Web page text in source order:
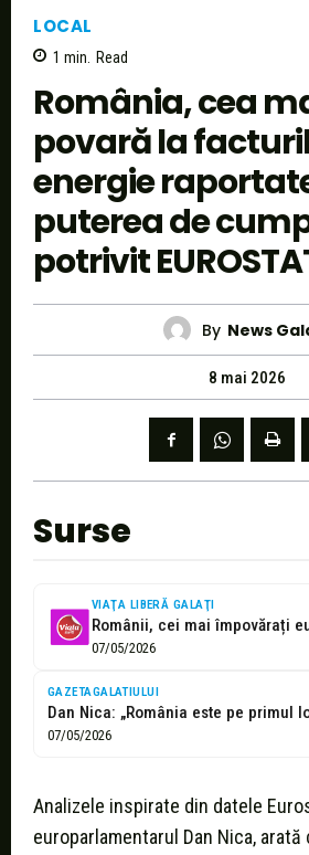
LOCAL
1 min. Read
România, cea
povară la
energie
puterea de
potrivit
By News
8 mai 2026
Surse
VIAŢA LIBERĂ GALAŢI
07/05/2026
GAZETAGALATIULUI
07/05/2026
Analizele inspirate din datele
europarlamentarul Dan Nica, arată